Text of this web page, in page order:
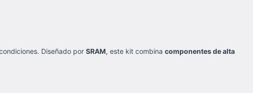
Diseñado por SRAM, este kit combina componentes de alta